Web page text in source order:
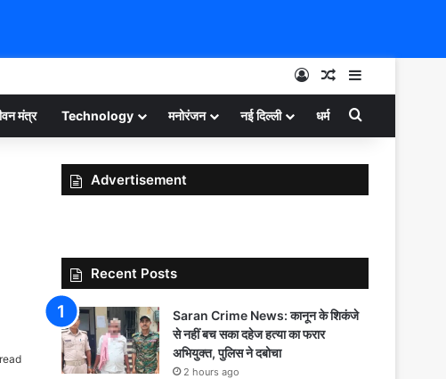
Log InRandom Article
Sidebar
मंत्र Technology मनोरंजन नई दिल्ली धर्म Search for
Advertisement
Recent Posts
Saran Crime News: कानून के शिकंजे
से नहीं बच सका दहेज हत्या का फरार
अभियुक्त, पुलिस ने दबोचा
2 hours ago